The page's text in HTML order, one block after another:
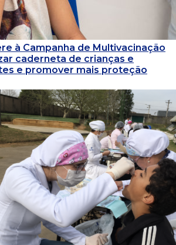
à Campanha de Multivacinação
caderneta de crianças e
e promover mais proteção